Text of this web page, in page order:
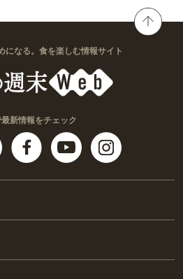
になる。食を楽しむ情報サイト
最新情報をチェック